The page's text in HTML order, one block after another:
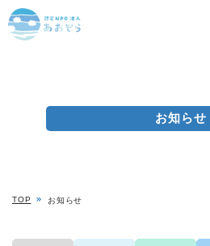
お知らせ
TOP お知らせ